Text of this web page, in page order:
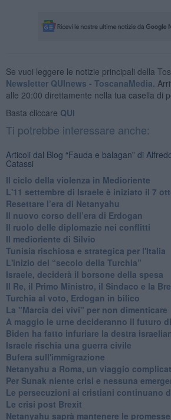
Se vuoi leggere le notizie principali della
Newsletter QUInews - ToscanaMedia.
alle 20:00 direttamente nella tua casella di
Basta cliccare QUI
Ti potrebbe interessare anche:
Articoli dal Blog “Fauda e balagan” di
Catassi
Il ciclo della violenza in Medioriente
L'11 settembre di Israele è iniziato il 7
Resettare l’era di Netanyahu
​Il nuovo corso dell’era di Erdogan
Il ruolo delle diplomazie nei conflitti
Il medioriente di Silvio
Tunisia rischiosa e strategica per l'Italia
L'inizio del “secolo della Turchia”
Israele, deciderà il borsone della spesa
Il Re, il Primo Ministro, il Sindaco e la
Turchia al voto, Erdogan in bilico
La "Marcia dei vivi" per non dimenticare
A maggio le urne decideranno il futuro
Biden ha fatto infuriare la destra
Israele rischia una guerra civile
Bufera sull'immigrazione
Netanyahu a Roma, un viaggio
Per Sunak niente crisi e nessuna
Le persecuzioni ai cristiani continuano
Le crisi post Brexit
Netanyahu saprà mantenere le